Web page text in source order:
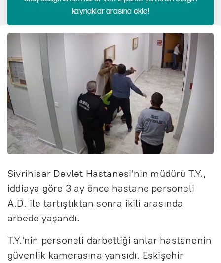
kaynaklar arasına ekle!
Sivrihisar Devlet Hastanesi'nin müdürü T.Y.,
iddiaya göre 3 ay önce hastane personeli
A.D. ile tartıştıktan sonra ikili arasında
arbede yaşandı.
T.Y.'nin personeli darbettiği anlar hastanenin
güvenlik kamerasına yansıdı. Eskişehir